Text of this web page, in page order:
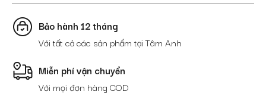
Bảo hành 12 tháng
Với tất cả các sản phẩm tại Tâm Anh
Miễn phí vận chuyển
Với mọi đơn hàng COD